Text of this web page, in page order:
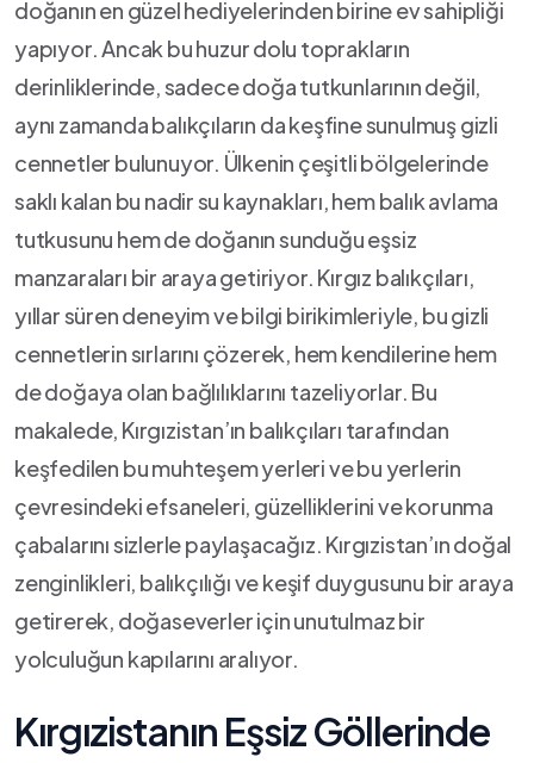
doğanın en⁢ güzel hediyelerinden birine ev sahipliği
yapıyor. Ancak bu huzur ⁢dolu toprakların
derinliklerinde, sadece doğa tutkunlarının değil,
aynı zamanda‌ balıkçıların da keşfine sunulmuş gizli
cennetler bulunuyor. ⁤Ülkenin ⁢çeşitli bölgelerinde
saklı kalan bu nadir ⁣su ⁢kaynakları, hem​ balık avlama
tutkusunu hem de doğanın sunduğu eşsiz
manzaraları bir ⁢araya getiriyor. Kırgız balıkçıları,
yıllar ​süren deneyim ve bilgi birikimleriyle, bu gizli
cennetlerin sırlarını çözerek, hem kendilerine hem
de ‌doğaya olan bağlılıklarını‍ tazeliyorlar. Bu
makalede, Kırgızistan’ın balıkçıları‍ tarafından
keşfedilen‍ bu ‍muhteşem yerleri ve bu yerlerin​
çevresindeki efsaneleri, güzelliklerini ve korunma
çabalarını sizlerle paylaşacağız. Kırgızistan’ın doğal
zenginlikleri, balıkçılığı ve keşif duygusunu bir araya
getirerek, doğaseverler için ​unutulmaz bir
yolculuğun‍ kapılarını aralıyor.
Kırgızistanın Eşsiz Göllerinde